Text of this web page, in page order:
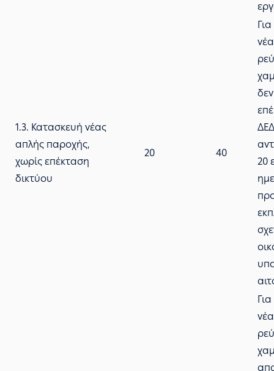
1.3. Κατασκευή νέας
απλής παροχής,
χωρίς επέκταση
δικτύου
20 40
20